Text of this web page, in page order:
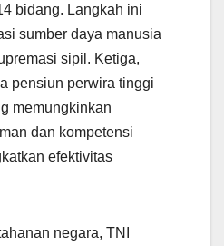
bidang. Langkah ini
sumber daya manusia
sipil. Ketiga,
pensiun perwira tinggi
memungkinkan
dan kompetensi
efektivitas
negara, TNI